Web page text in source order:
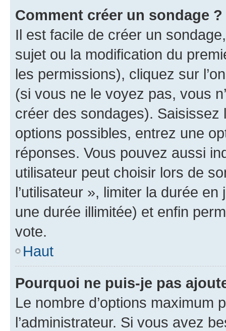
Comment créer un sondage ?
Il est facile de créer un
sujet ou la modification du
les permissions), cliquez sur
(si vous ne le voyez pas, vous
créer des sondages).
options possibles, entrez une
réponses. Vous pouvez aussi
utilisateur peut choisir lors de
l’utilisateur », limiter la durée
une durée illimitée) et enfin
vote.
Haut
Pourquoi ne puis-je pas
Le nombre d’options maximum
l’administrateur. Si vous avez